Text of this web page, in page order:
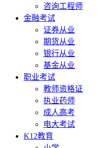
咨询工程师
金融考试
证券从业
期货从业
银行从业
基金从业
职业考试
教师资格证
执业药师
成人高考
电大考试
K12教育